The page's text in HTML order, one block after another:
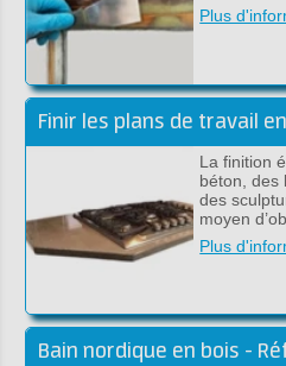
Plus
La finition
béton, des
des
moyen
Plus